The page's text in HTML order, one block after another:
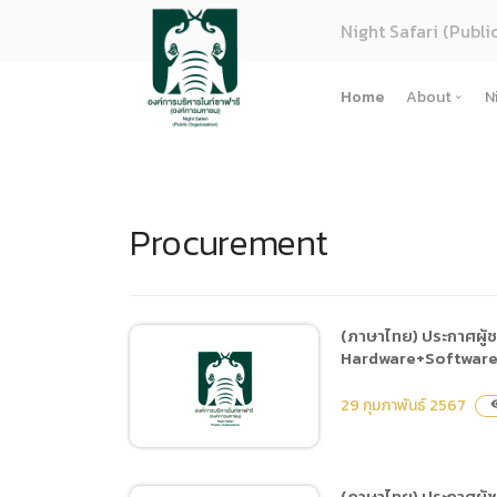
Night Safari
Home About
(ภาษาไ
การจัดซื้
Procurement
(ภาษาไทย) ประกาศ
29 กุมภาพันธ์ 2567